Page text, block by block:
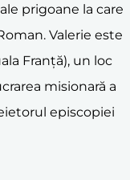
prigoane la care
Valerie este
Franță), un loc
misionară a
episcopiei